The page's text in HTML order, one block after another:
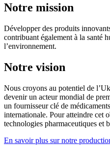
Notre mission
Développer des produits
contribuant également à la santé
l’environnement.
Notre vision
Nous croyons au potentiel de
devenir un acteur mondial de
un fournisseur clé de
internationale. Pour atteindre cet
technologies pharmaceutiques et
En savoir plus sur notre